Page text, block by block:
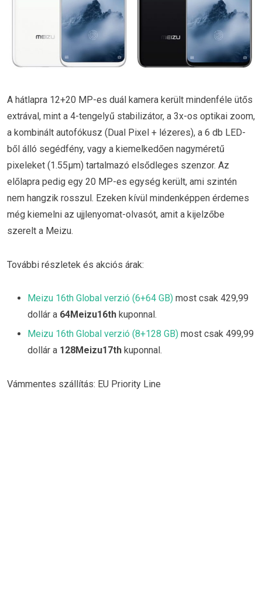
A hátlapra 12+20 MP-es duál kamera került mindenféle ütős
extrával, mint a 4-tengelyű stabilizátor, a 3x-os optikai zoom,
a kombinált autofókusz (Dual Pixel + lézeres), a 6 db LED-
ből álló segédfény, vagy a kiemelkedően nagyméretű
pixeleket (1.55µm) tartalmazó elsődleges szenzor. Az
előlapra pedig egy 20 MP-es egység került, ami szintén
nem hangzik rosszul. Ezeken kívül mindenképpen érdemes
még kiemelni az ujjlenyomat-olvasót, amit a kijelzőbe
szerelt a Meizu.
További részletek és akciós árak:
Meizu 16th Global verzió (6+64 GB) most csak 429,99
dollár a 64Meizu16th kuponnal.
Meizu 16th Global verzió (8+128 GB) most csak 499,99
dollár a 128Meizu17th kuponnal.
Vámmentes szállítás: EU Priority Line